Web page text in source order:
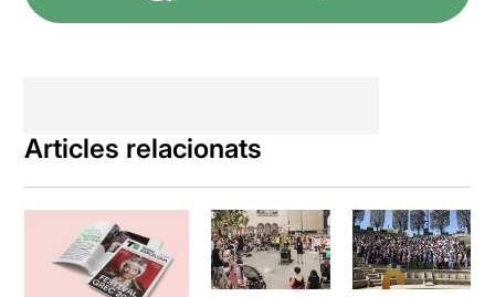
Articles relacionats